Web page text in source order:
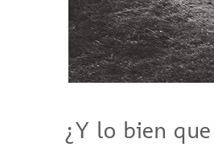
¿Y lo bien